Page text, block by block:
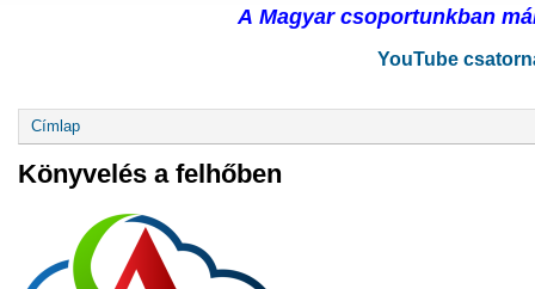
A Magyar csoportunkban
YouTube
Jelenlegi hely
Címlap
Könyvelés a felhőben